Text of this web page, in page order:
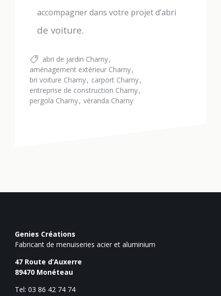
accompagner dans votre projet d’abri
de voiture.
abri de jardin Charny
aménagement extérieur Charny
bri voiture Charny
carport Charny
entreprise de construction Charny
pergola Charny véranda Charny
Genies Créations
Fabricant de menuiseries acier et aluminium
47 Route d’Auxerre
89470 Monéteau
Tel: 03 86 42 74 74